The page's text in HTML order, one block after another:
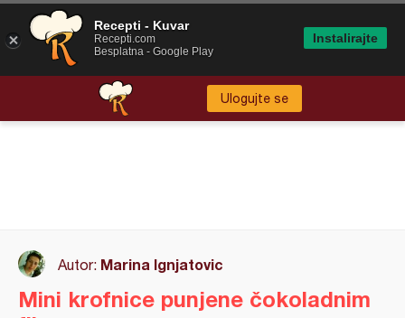
Ulogujte se
Autor: Marina Ignjatovic
Mini krofnice punjene čokoladnim
Recepti - Kuvar
Recepti.com
Besplatna - Google Play
Instalirajte